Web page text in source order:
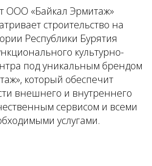
ООО «Байкал Эрмитаж»
строительство на
Республики Бурятия
культурно-
под уникальным брендом
который обеспечит
внешнего и внутреннего
сервисом и всеми
услугами.